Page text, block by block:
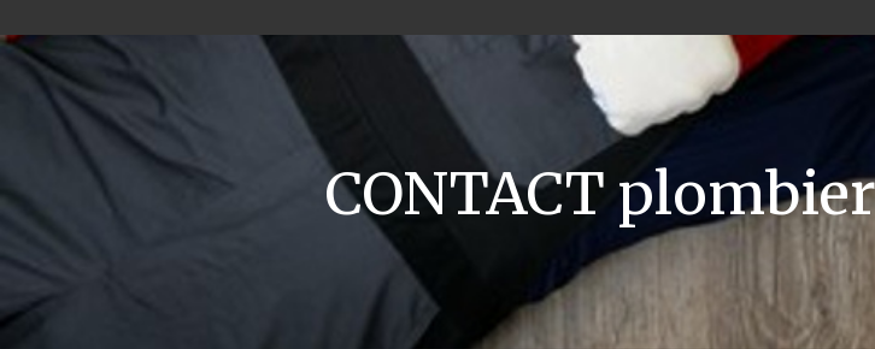
CONTACT